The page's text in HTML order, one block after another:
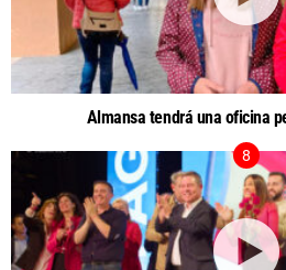
Almansa tendrá una oficina